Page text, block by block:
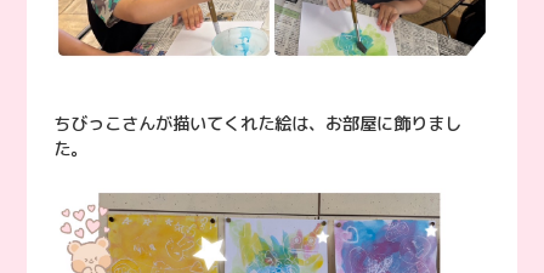
ちびっこさんが描いてくれた絵は、お部屋に飾りまし
た。